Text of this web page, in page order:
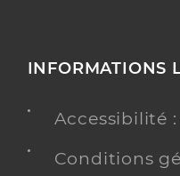
INFORMATIONS
Accessibilité
Conditions